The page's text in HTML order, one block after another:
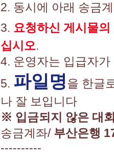
2. 동시에 아래 송금
3. 요청하신 게시물
십시오.
4. 운영자는 입급자
5. 파일명을 한글
나 잘 보입니다
※ 입금되지 않은 대
송금계좌/ 부산은행
----------